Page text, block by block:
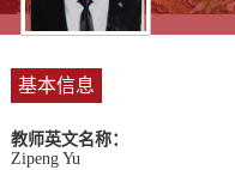
基本信息
教师英文名称：
Zipeng Yu